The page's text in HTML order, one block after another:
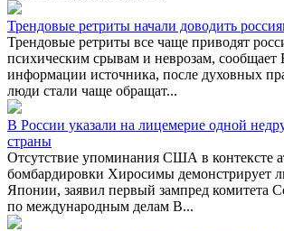
Трендовые ретриты начали доводить
Трендовые ретриты все чаще приводят
психическим срывам и неврозам, сообщает
информации источника, после духовных
люди стали чаще обращат...
В России указали на лицемерие одной
страны
Отсутствие упоминания США в контексте
бомбардировки Хиросимы демонстрирует
Японии, заявил первый зампред комитета
по международным делам В...